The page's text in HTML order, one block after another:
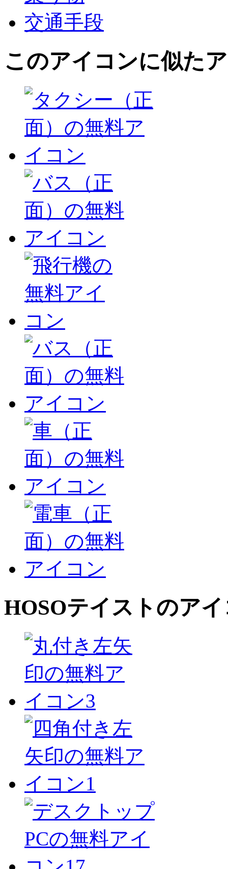
交通手段
このアイコンに似た
HOSOテイストのア